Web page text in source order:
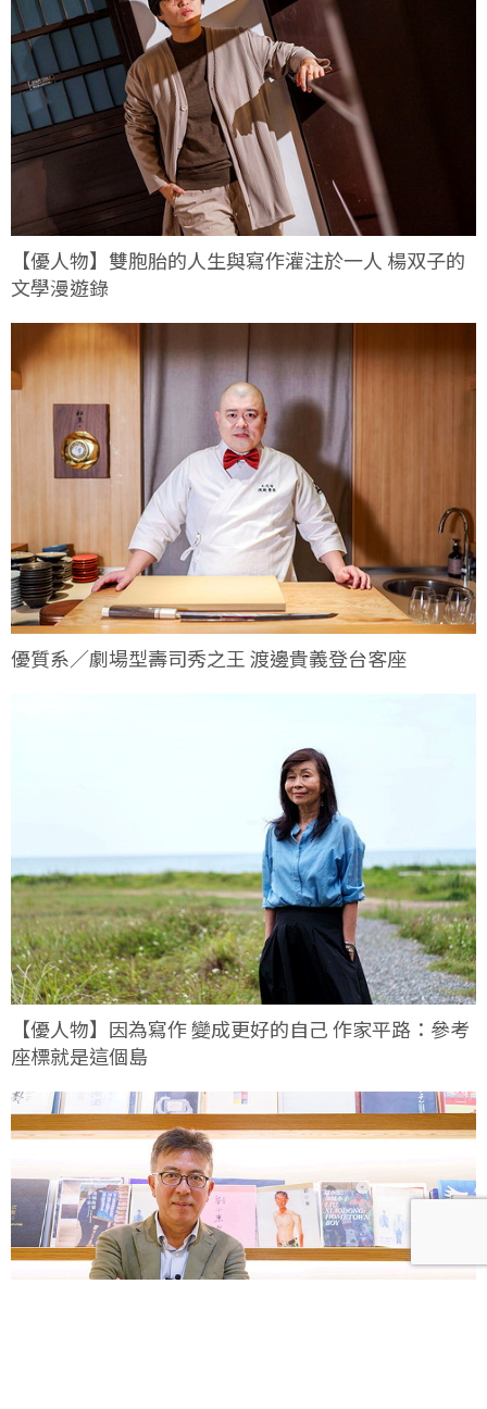
【優人物】雙胞胎的人生與寫作灌注於一人 楊双子的
文學漫遊錄
優質系／劇場型壽司秀之王 渡邊貴義登台客座
【優人物】因為寫作 變成更好的自己 作家平路：參考
座標就是這個島